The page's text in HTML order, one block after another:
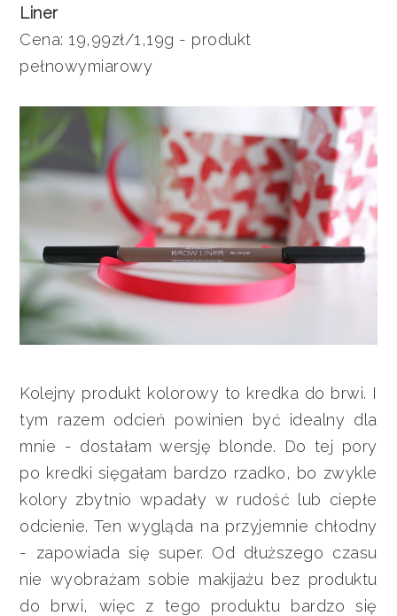
Liner
Cena: 19,99zł/1,19g - produkt
pełnowymiarowy
Kolejny produkt kolorowy to kredka do brwi. I
tym razem odcień powinien być idealny dla
mnie - dostałam wersję blonde. Do tej pory
po kredki sięgałam bardzo rzadko, bo zwykle
kolory zbytnio wpadały w rudość lub ciepłe
odcienie. Ten wygląda na przyjemnie chłodny
- zapowiada się super. Od dłuższego czasu
nie wyobrażam sobie makijażu bez produktu
do brwi, więc z tego produktu bardzo się